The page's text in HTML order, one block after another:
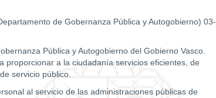
de Gobernanza Pública y Autogobierno) 03-
Pública y Autogobierno del Gobierno Vasco.
proporcionar a la ciudadanía servicios eficientes, de
servicio público.
al servicio de las administraciones públicas de